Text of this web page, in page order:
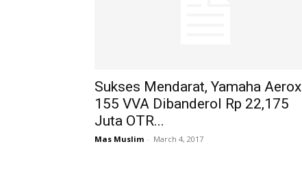
Sukses Mendarat, Yamaha Aerox
155 VVA Dibanderol Rp 22,175
Juta OTR...
Mas Muslim - March 4, 2017